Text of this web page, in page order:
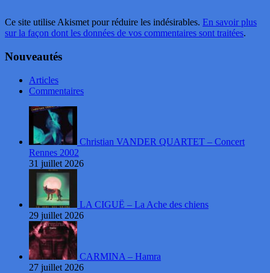
Ce site utilise Akismet pour réduire les indésirables. En savoir plus
sur la façon dont les données de vos commentaires sont traitées.
Nouveautés
Articles
Commentaires
Christian VANDER QUARTET – Concert
Rennes 2002
31 juillet 2026
LA CIGUË – La Ache des chiens
29 juillet 2026
CARMINA – Hamra
27 juillet 2026